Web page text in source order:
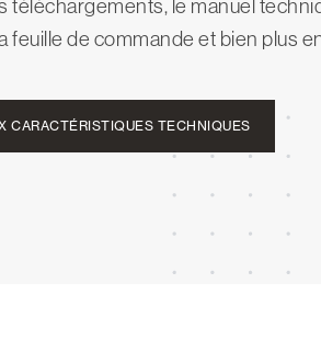
téléchargements, le manuel
feuille de commande et bien plus
CARACTÉRISTIQUES TECHNIQUES